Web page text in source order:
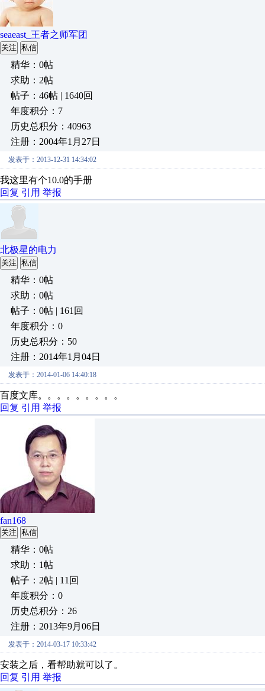
seaeast_王者之师军团
关注 私信
精华：0帖
求助：2帖
帖子：46帖 | 1640回
年度积分：7
历史总积分：40963
注册：2004年1月27日
发表于：2013-12-31 14:34:02
我这里有个10.0的手册
回复 引用 举报
北极星的电力
关注 私信
精华：0帖
求助：0帖
帖子：0帖 | 161回
年度积分：0
历史总积分：50
注册：2014年1月04日
发表于：2014-01-06 14:40:18
百度文库。。。。。。。。。
回复 引用 举报
fan168
关注 私信
精华：0帖
求助：1帖
帖子：2帖 | 11回
年度积分：0
历史总积分：26
注册：2013年9月06日
发表于：2014-03-17 10:33:42
安装之后，看帮助就可以了。
回复 引用 举报